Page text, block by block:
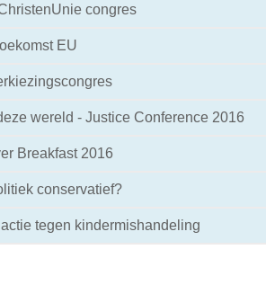
congres
EU
wereld - Justice Conference 2016
Breakfast 2016
conservatief?
tegen kindermishandeling